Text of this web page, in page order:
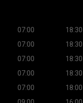
07:00
18:30
07:00
18:30
07:00
18:30
07:00
18:30
07:00
18:00